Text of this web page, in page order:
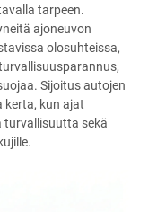
tarpeen.
ajoneuvon
olosuhteissa,
Sijoitus autojen
kerta, kun ajat
turvallisuutta sekä